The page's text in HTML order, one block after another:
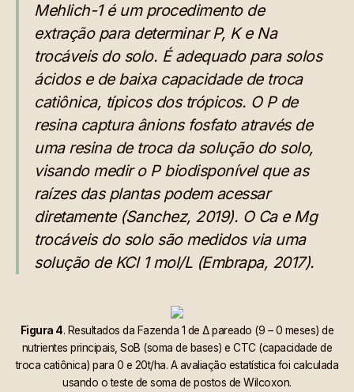
Mehlich-1 é um procedimento de
extração para determinar P, K e Na
trocáveis do solo. É adequado para solos
ácidos e de baixa capacidade de troca
catiônica, típicos dos trópicos. O P de
resina captura ânions fosfato através de
uma resina de troca da solução do solo,
visando medir o P biodisponível que as
raízes das plantas podem acessar
diretamente (Sanchez, 2019). O Ca e Mg
trocáveis do solo são medidos via uma
solução de KCl 1 mol/L (Embrapa, 2017).
Figura 4. Resultados da Fazenda 1 de Δ pareado (9 – 0 meses) de
nutrientes principais, SoB (soma de bases) e CTC (capacidade de
troca catiônica) para 0 e 20t/ha. A avaliação estatística foi calculada
usando o teste de soma de postos de Wilcoxon.